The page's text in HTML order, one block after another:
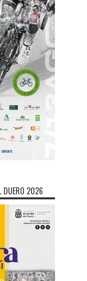
DUERO 2026